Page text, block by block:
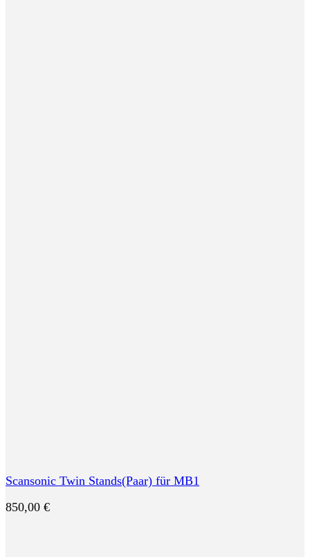
Scansonic Twin Stands(Paar) für MB1
850,00 €